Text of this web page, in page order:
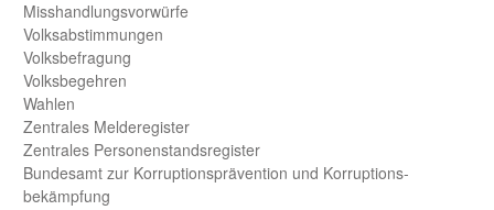
Misshandlungs­vorwürfe
Volks­abstimmungen
Volks­befragung
Volks­begehren
Wahlen
Zentrales Melde­register
Zentrales Personen­stands­register
Bundes­amt zur Korrup­tions­prävention und Korrup­tions­
bekämpfung